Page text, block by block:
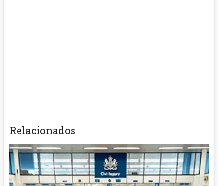
Relacionados